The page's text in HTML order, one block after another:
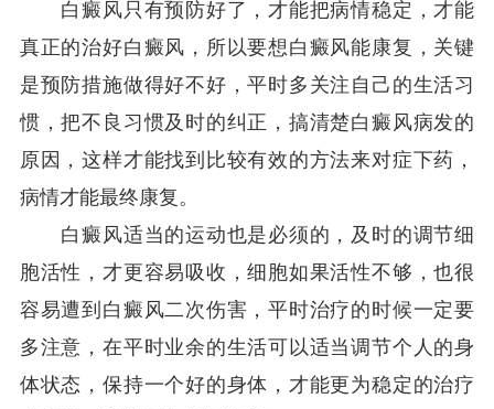
白癜风只有预防好了，才能把病情稳定，才能
真正的治好白癜风，所以要想白癜风能康复，关键
是预防措施做得好不好，平时多关注自己的生活习
惯，把不良习惯及时的纠正，搞清楚白癜风病发的
原因，这样才能找到比较有效的方法来对症下药，
病情才能最终康复。
白癜风适当的运动也是必须的，及时的调节细
胞活性，才更容易吸收，细胞如果活性不够，也很
容易遭到白癜风二次伤害，平时治疗的时候一定要
多注意，在平时业余的生活可以适当调节个人的身
体状态，保持一个好的身体，才能更为稳定的治疗